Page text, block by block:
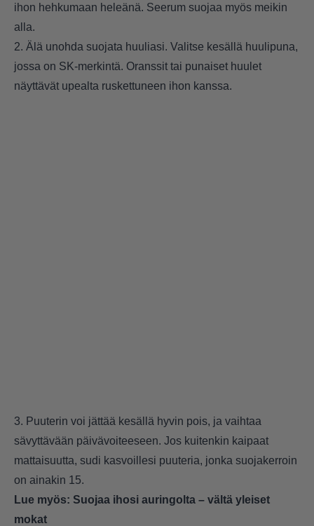
ihon hehkumaan heleänä. Seerum suojaa myös meikin
alla.
2. Älä unohda suojata huuliasi. Valitse kesällä huulipuna,
jossa on SK-merkintä. Oranssit tai punaiset huulet
näyttävät upealta ruskettuneen ihon kanssa.
3. Puuterin voi jättää kesällä hyvin pois, ja vaihtaa
sävyttävään päivävoiteeseen. Jos kuitenkin kaipaat
mattaisuutta, sudi kasvoillesi puuteria, jonka suojakerroin
on ainakin 15.
Lue myös: Suojaa ihosi auringolta – vältä yleiset
mokat